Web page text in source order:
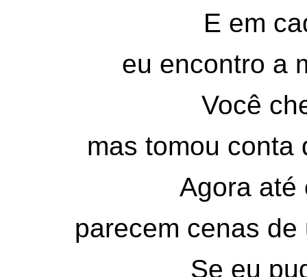
E em
eu encontro a
Você
mas tomou conta
Agora até
parecem cenas
Se eu